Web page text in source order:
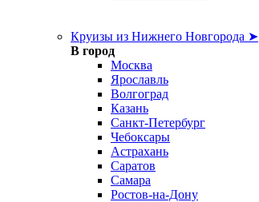
Круизы из Нижнего Новгорода ➤
В город
Москва
Ярославль
Волгоград
Казань
Санкт-Петербург
Чебоксары
Астрахань
Саратов
Самара
Ростов-на-Дону